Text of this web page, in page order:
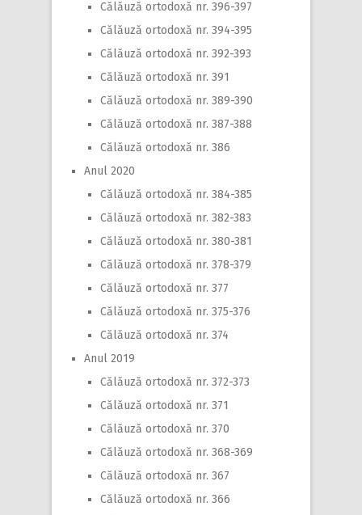
Călăuză ortodoxă nr. 396-397
Călăuză ortodoxă nr. 394-395
Călăuză ortodoxă nr. 392-393
Călăuză ortodoxă nr. 391
Călăuză ortodoxă nr. 389-390
Călăuză ortodoxă nr. 387-388
Călăuză ortodoxă nr. 386
Anul 2020
Călăuză ortodoxă nr. 384-385
Călăuză ortodoxă nr. 382-383
Călăuză ortodoxă nr. 380-381
Călăuză ortodoxă nr. 378-379
Călăuză ortodoxă nr. 377
Călăuză ortodoxă nr. 375-376
Călăuză ortodoxă nr. 374
Anul 2019
Călăuză ortodoxă nr. 372-373
Călăuză ortodoxă nr. 371
Călăuză ortodoxă nr. 370
Călăuză ortodoxă nr. 368-369
Călăuză ortodoxă nr. 367
Călăuză ortodoxă nr. 366